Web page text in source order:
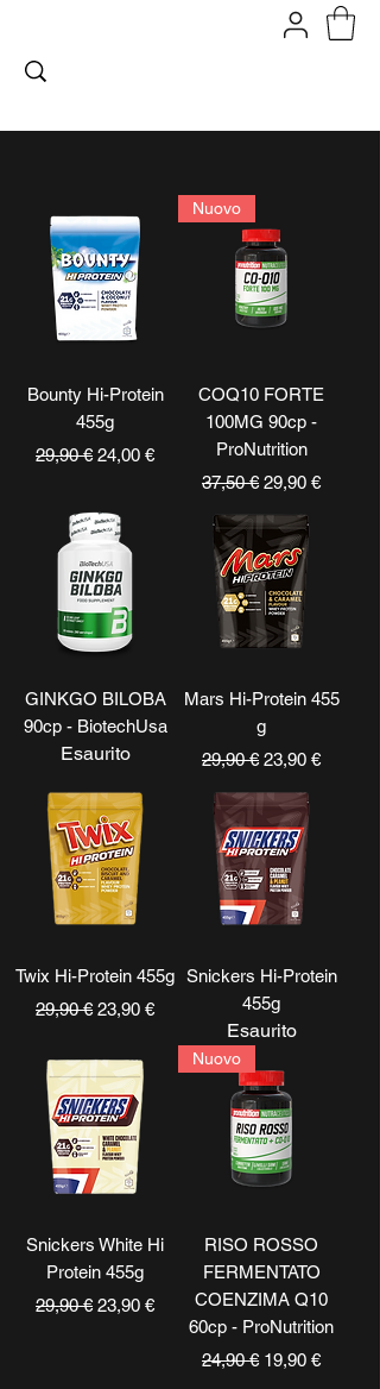
Bounty Hi-Protein
455g
Prezzo regolare
29,90 € Prezzo scontato
24,00 €
Nuovo
COQ10 FORTE
100MG 90cp -
ProNutrition
Prezzo regolare
37,50 € Prezzo scontato
29,90 €
GINKGO BILOBA
90cp - BiotechUsa
Esaurito
Mars Hi-Protein 455
g
Prezzo regolare
29,90 € Prezzo scontato
23,90 €
Twix Hi-Protein 455g
Prezzo regolare
29,90 € Prezzo scontato
23,90 €
Snickers Hi-Protein
455g
Esaurito
Snickers White Hi
Protein 455g
Prezzo regolare
29,90 € Prezzo scontato
23,90 €
Nuovo
RISO ROSSO
FERMENTATO
COENZIMA Q10
60cp - ProNutrition
Prezzo regolare
24,90 € Prezzo scontato
19,90 €